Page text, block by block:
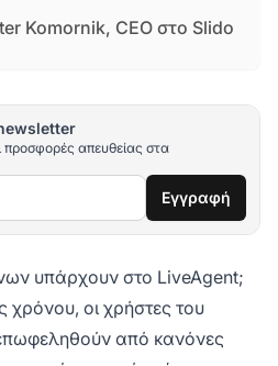
Komornik, CEO στο Slido
προσφορές απευθείας στα
Εγγραφή
υπάρχουν στο LiveAgent;
χρόνου, οι χρήστες του
από κανόνες